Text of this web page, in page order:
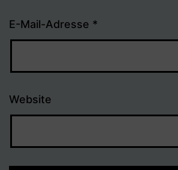
E-Mail-Adresse *
Website